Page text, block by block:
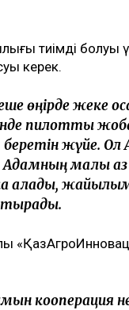
тиімді болуы
керек.
өңірде жеке
пилоттық
беретін жүйе.
малы аз
алады,
кооперация